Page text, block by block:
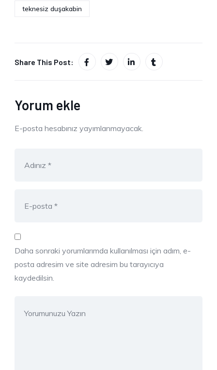
teknesiz duşakabin
Share This Post:
Yorum ekle
E-posta hesabınız yayımlanmayacak.
Daha sonraki yorumlarımda kullanılması için adım, e-
posta adresim ve site adresim bu tarayıcıya
kaydedilsin.